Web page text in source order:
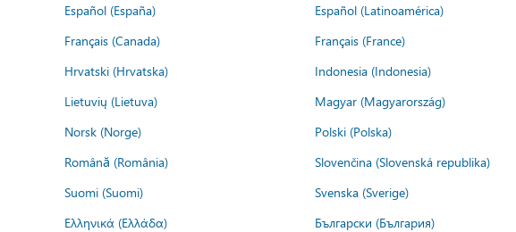
Español (España)
Español (Latinoamérica)
Français (Canada)
Français (France)
Hrvatski (Hrvatska)
Indonesia (Indonesia)
Lietuvių (Lietuva)
Magyar (Magyarország)
Norsk (Norge)
Polski (Polska)
Română (România)
Slovenčina (Slovenská republika)
Suomi (Suomi)
Svenska (Sverige)
Ελληνικά (Ελλάδα)
Български (България)